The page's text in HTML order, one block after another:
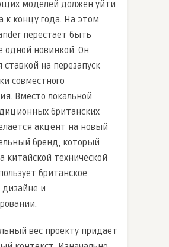
моделей должен уйти
к концу года. На этом
перестает быть
одной новинкой. Он
ставкой на перезапуск
совместного
Вместо локальной
британских
акцент на новый
бренд, который
китайской технической
британское
дизайне и
вес проекту придает